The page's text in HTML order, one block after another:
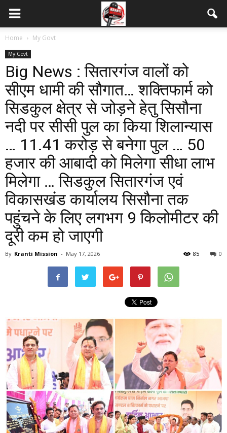
Home My Govt
My Govt
Big News : सितारगंज वालों को
सीएम धामी की सौगात… शक्तिफार्म को
सिडकुल क्षेत्र से जोड़ने हेतु सिसौना
नदी पर सीसी पुल का किया शिलान्यास
… 11.41 करोड़ से बनेगा पुल … 50
हजार की आबादी को मिलेगा सीधा लाभ
मिलेगा … सिडकुल सितारगंज एवं
विकासखंड कार्यालय सिसौना तक
पहुंचने के लिए लगभग 9 किलोमीटर की
दूरी कम हो जाएगी
By Kranti Mission - May 17, 2026 0
85